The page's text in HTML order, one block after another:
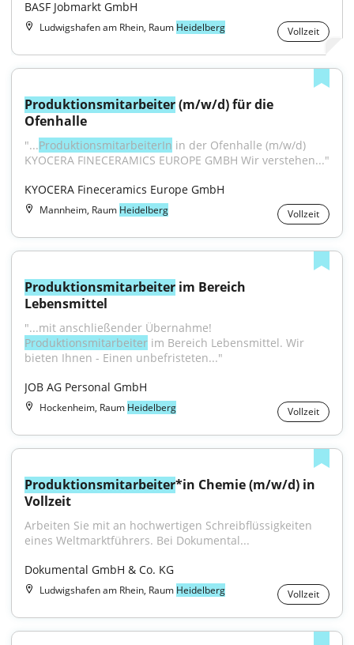
BASF Jobmarkt GmbH
Ludwigshafen am Rhein, Raum Heidelberg Vollzeit
Produktionsmitarbeiter (m/w/d) für die
Ofenhalle
"...ProduktionsmitarbeiterIn in der Ofenhalle (m/w/d)
KYOCERA FINECERAMICS EUROPE GMBH Wir verstehen..."
KYOCERA Fineceramics Europe GmbH
Mannheim, Raum Heidelberg Vollzeit
Produktionsmitarbeiter im Bereich
Lebensmittel
Produktionsmitarbeiter im Bereich Lebensmittel. Wir
bieten Ihnen - Einen unbefristeten..."
JOB AG Personal GmbH
Hockenheim, Raum Heidelberg Vollzeit
Produktionsmitarbeiter*in Chemie (m/w/d) in
Vollzeit
Arbeiten Sie mit an hochwertigen Schreibflüssigkeiten
eines Weltmarktführers. Bei Dokumental...
Dokumental GmbH & Co. KG
Ludwigshafen am Rhein, Raum Heidelberg Vollzeit